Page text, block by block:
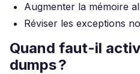
Augmenter la mémoire
Réviser les exceptions
Quand faut-il
dumps ?